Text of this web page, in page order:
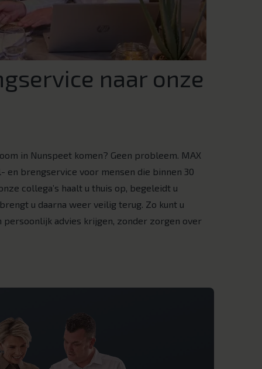
naar onze
in Nunspeet komen? Geen probleem. MAX
en brengservice voor mensen die binnen 30
collega’s haalt u thuis op, begeleidt u
u daarna weer veilig terug. Zo kunt u
advies krijgen, zonder zorgen over